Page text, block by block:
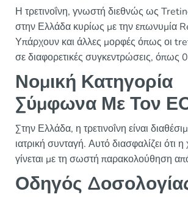
Η τρετινοΐνη, γνωστή διεθνώς ως
στην Ελλάδα κυρίως με την επωνυμία
Υπάρχουν και άλλες μορφές όπως οι
σε διαφορετικές συγκεντρώσεις, όπως
Νομική Κατηγορία
Σύμφωνα Με Τον
Στην Ελλάδα, η τρετινοΐνη είναι
ιατρική συνταγή. Αυτό διασφαλίζει ότι
γίνεται με τη σωστή παρακολούθηση
Οδηγός